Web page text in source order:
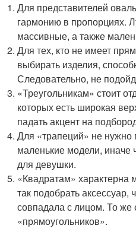
Для представителей
гармонию в пропорциях.
массивные, а также
Для тех, кто не имеет
выбирать изделия,
Следовательно, не
«Треугольникам» стоит
которых есть широкая
падать акцент на
Для «трапеций» не нужно
маленькие модели, иначе
для девушки.
«Квадратам» характерна
так подобрать
совпадала с лицом. То же
«прямоугольников».